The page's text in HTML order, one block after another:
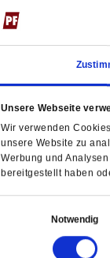
Unsere Webseite
Wir verwenden
unsere Website zu
Werbung und
bereitgestellt haben
Notwendig
(wird nicht angezeigt)